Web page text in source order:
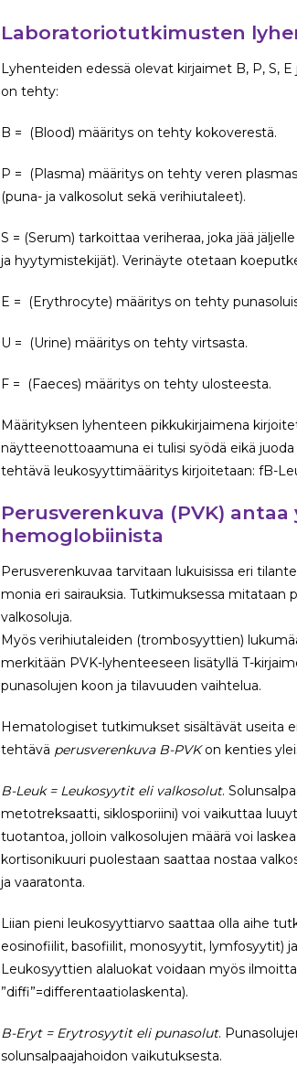
Laboratoriotutkimusten
Lyhenteiden edessä olevat kirjaimet B, P, S,
on tehty:
B = (Blood) määritys on tehty kokoverestä.
P = (Plasma) määritys on tehty veren
(puna- ja valkosolut sekä verihiutaleet).
S = (Serum) tarkoittaa veriheraa, joka jää
ja hyytymistekijät). Verinäyte otetaan
E = (Erythrocyte) määritys on tehty
U = (Urine) määritys on tehty virtsasta.
F = (Faeces) määritys on tehty ulosteesta.
Määrityksen lyhenteen pikkukirjaimena
näytteenottoaamuna ei tulisi syödä eikä
tehtävä leukosyyttimääritys kirjoitetaan: fB-
Perusverenkuva (PVK)
hemoglobiinista
Perusverenkuvaa tarvitaan lukuisissa eri
monia eri sairauksia. Tutkimuksessa
valkosoluja.
Myös verihiutaleiden (trombosyyttien)
merkitään PVK-lyhenteeseen lisätyllä T-
punasolujen koon ja tilavuuden vaihtelua.
Hematologiset tutkimukset sisältävät useita
tehtävä perusverenkuva B-PVKon kenties
B-Leuk = Leukosyytit eli valkosolut.
metotreksaatti, siklosporiini) voi vaikuttaa
tuotantoa, jolloin valkosolujen määrä voi
kortisonikuuri puolestaan saattaa nostaa
ja vaaratonta.
Liian pieni leukosyyttiarvo saattaa olla aihe
eosinofiilit, basofiilit, monosyytit, lymfosyytit)
Leukosyyttien alaluokat voidaan myös
”diffi”=differentaatiolaskenta).
B-Eryt = Erytrosyytit eli punasolut.
solunsalpaajahoidon vaikutuksesta.